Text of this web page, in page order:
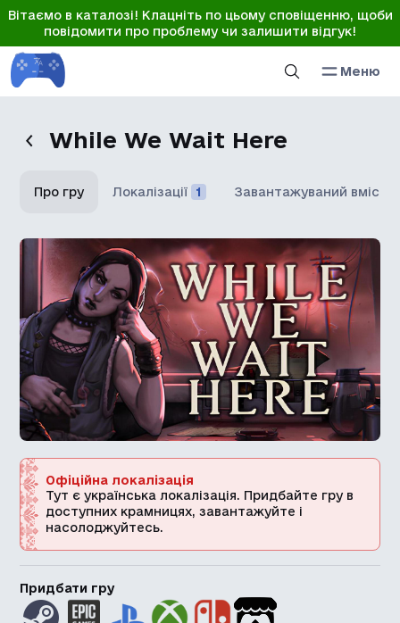
Вітаємо в каталозі! Клацніть по цьому сповіщенню, щоби
повідомити про проблему чи залишити відгук!
Меню
While We Wait Here
Про гру Локалізації 1 Завантажуваний вміст
Офіційна локалізація
Тут є українська локалізація. Придбайте гру в
доступних крамницях, завантажуйте і
насолоджуйтесь.
Придбати гру